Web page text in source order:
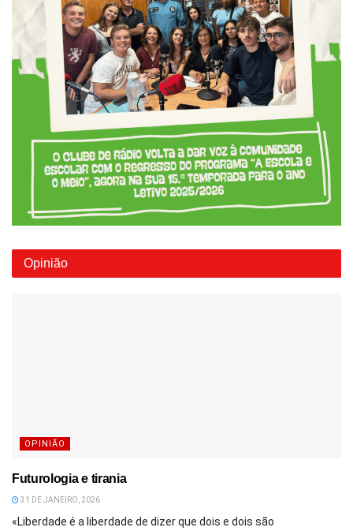
Opinião
OPINIÃO
Futurologia e tirania
31 DE JANEIRO, 2026
«Liberdade é a liberdade de dizer que dois e dois são